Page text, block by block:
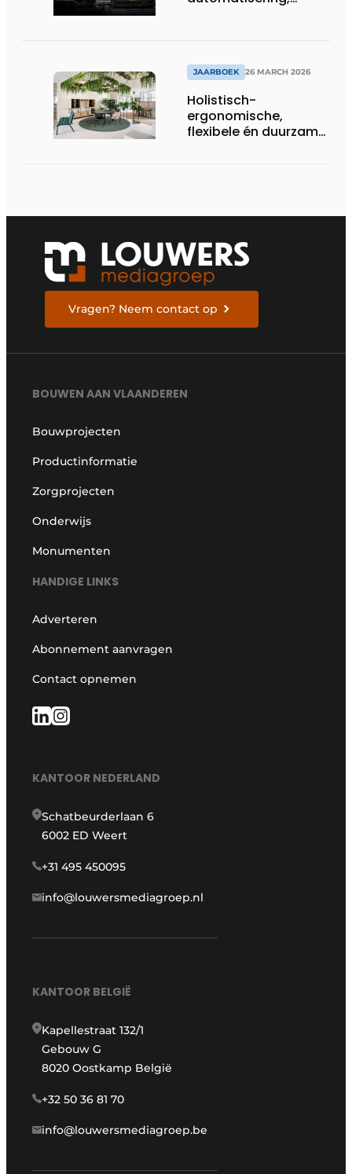
JAARBOEK 26 MARCH 2026
Holistisch-
ergonomische,
flexibele én duurzame
Vragen? Neem contact op
BOUWEN AAN VLAANDEREN
Bouwprojecten
Productinformatie
Zorgprojecten
Onderwijs
Monumenten
HANDIGE LINKS
Adverteren
Abonnement aanvragen
Contact opnemen
KANTOOR NEDERLAND
Schatbeurderlaan 6
6002 ED Weert
+31 495 450095
info@louwersmediagroep.nl
KANTOOR BELGIË
Kapellestraat 132/1
Gebouw G
8020 Oostkamp België
+32 50 36 81 70
info@louwersmediagroep.be